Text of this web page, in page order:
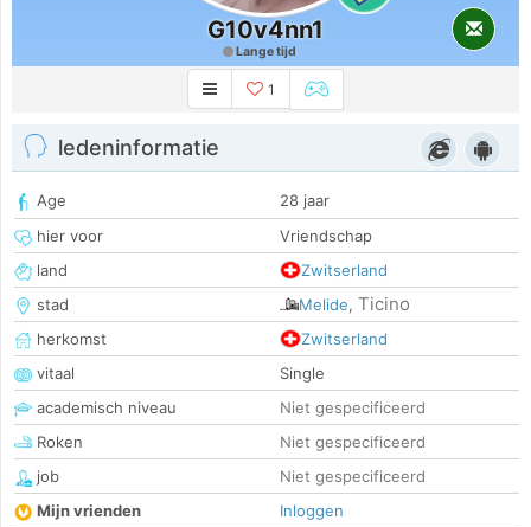
G10v4nn1
Lange tijd
1
ledeninformatie
Age
28 jaar
hier voor
Vriendschap
land
Zwitserland
stad
Melide, Ticino
herkomst
Zwitserland
vitaal
Single
academisch niveau
Niet gespecificeerd
Roken
Niet gespecificeerd
job
Niet gespecificeerd
Mijn vrienden
Inloggen